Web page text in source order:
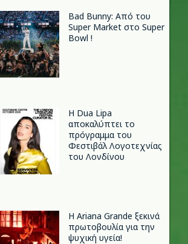
Bad Bunny: Από του
Super Market στο Super
Bowl !
Η Dua Lipa
αποκαλύπτει το
πρόγραμμα του
Φεστιβάλ Λογοτεχνίας
του Λονδίνου
Η Ariana Grande ξεκινά
πρωτοβουλία για την
ψυχική υγεία!